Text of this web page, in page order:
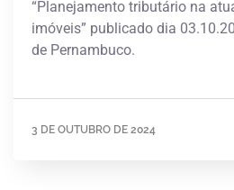
“Planejamento tributário na
imóveis” publicado dia
de Pernambuco.
3 DE OUTUBRO DE 2024